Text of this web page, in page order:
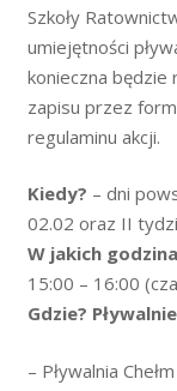
Szkoły
umiejętności
konieczna będzie
zapisu przez
regulaminu akcji.
Kiedy? – dni
02.02 oraz II
W jakich
15:00 – 16:00
Gdzie?
– Pływalnia